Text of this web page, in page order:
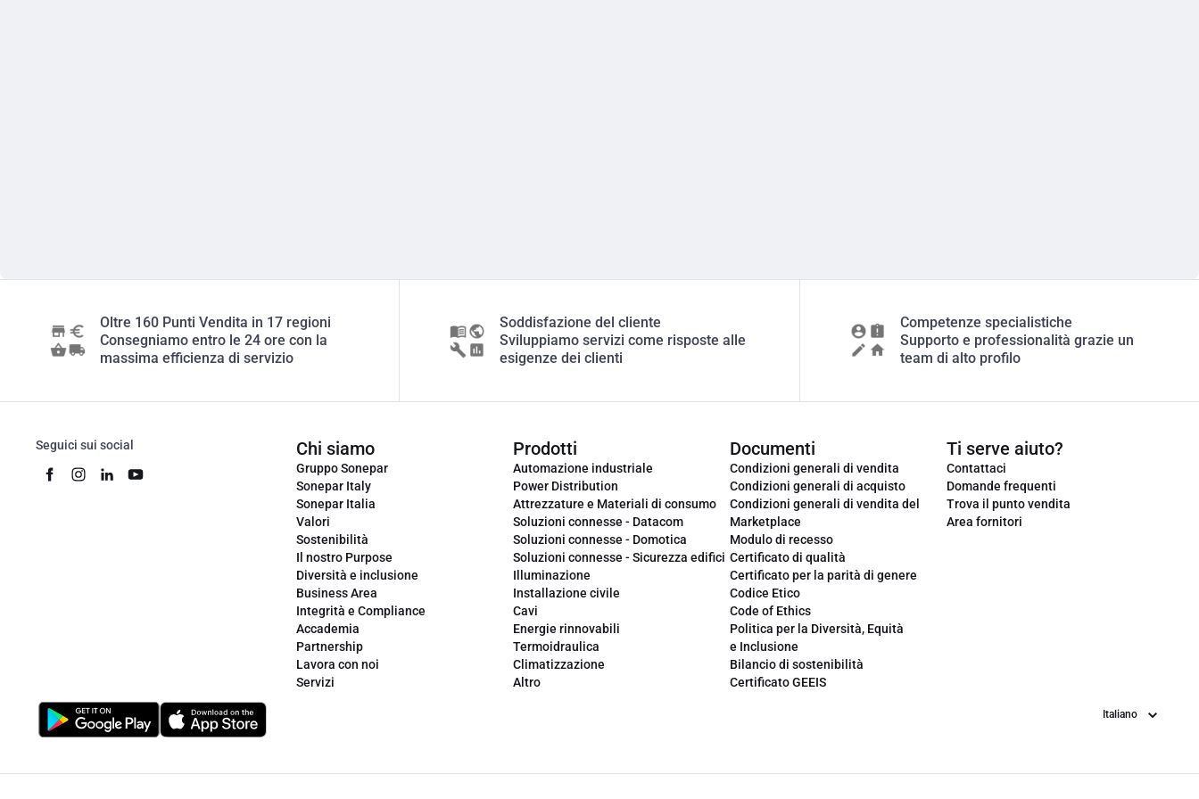
Oltre 160 Punti Vendita in 17 regioni
Consegniamo entro le 24 ore con la
massima efficienza di servizio
Soddisfazione del cliente
Sviluppiamo servizi come risposte alle
esigenze dei clienti
Competenze specialistiche
Supporto e professionalità grazie un
team di alto profilo
Seguici sui social Chi siamo
Gruppo Sonepar
Sonepar Italy
Sonepar Italia
Valori
Sostenibilità
Il nostro Purpose
Diversità e inclusione
Business Area
Integrità e Compliance
Accademia
Partnership
Lavora con noi
Servizi
Prodotti
Automazione industriale
Power Distribution
Attrezzature e Materiali di consumo
Soluzioni connesse - Datacom
Soluzioni connesse - Domotica
Soluzioni connesse - Sicurezza edifici
Illuminazione
Installazione civile
Cavi
Energie rinnovabili
Termoidraulica
Climatizzazione
Altro
Documenti
Condizioni generali di vendita
Condizioni generali di acquisto
Condizioni generali di vendita del
Marketplace
Modulo di recesso
Certificato di qualità
Certificato per la parità di genere
Codice Etico
Code of Ethics
Politica per la Diversità, Equità
e Inclusione
Bilancio di sostenibilità
Certificato GEEIS
Ti serve aiuto?
Contattaci
Domande frequenti
Trova il punto vendita
Area fornitori
Lingua